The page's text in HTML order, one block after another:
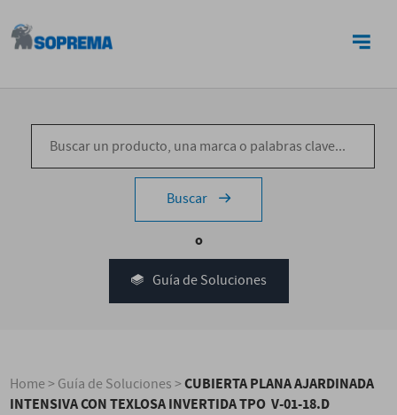
Buscar
o
Guía de Soluciones
Home>Guía de Soluciones>CUBIERTA PLANA AJARDINADA
INTENSIVA CON TEXLOSA INVERTIDA TPO V-01-18.D